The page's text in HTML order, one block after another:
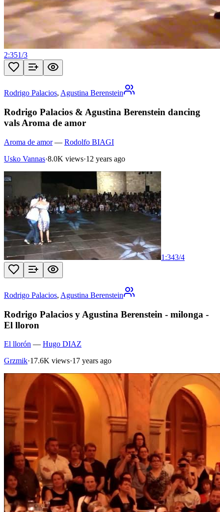
2:351/3
Rodrigo Palacios, Agustina Berenstein
Rodrigo Palacios & Agustina Berenstein dancing
vals Aroma de amor
Aroma de amor— Rodolfo BIAGI
Usko Vannas·8.0K views·12 years ago
1:343/4
Rodrigo Palacios, Agustina Berenstein
Rodrigo Palacios y Agustina Berenstein - milonga -
El lloron
El llorón — Hugo DIAZ
Grzmik·17.6K views·17 years ago